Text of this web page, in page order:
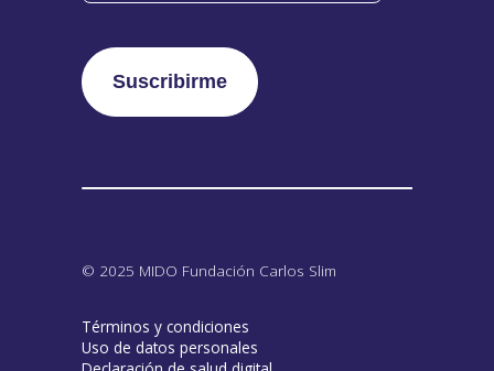
© 2025 MIDO Fundación Carlos Slim
Términos y condiciones
Uso de datos personales